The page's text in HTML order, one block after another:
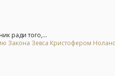
ради того,...
Закона Зевса Кристофером